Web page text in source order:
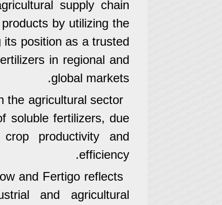
supply chain
by utilizing the
position as a trusted
in regional and
global markets.
the agricultural sector
soluble fertilizers, due
productivity and
efficiency.
and Fertigo reflects
and agricultural